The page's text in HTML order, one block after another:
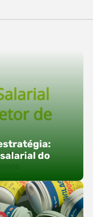
presença na
um ponto ativo
Ao lado do polo, 13
o espaço tech,
palcos
conjunta
do